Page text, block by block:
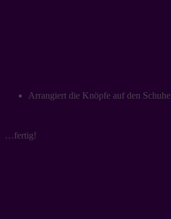
Arrangiert die Knöpfe auf den
…fertig!